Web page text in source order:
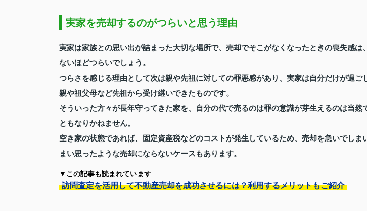
実家を売却するのがつらいと思う理由
実家は家族との思い出が詰まった大切な場所で、売却でそこがなくなったときの喪失感は
ないほどつらいでしょう。
つらさを感じる理由として次は親や先祖に対しての罪悪感があり、実家は自分だけが過ご
親や祖父母など先祖から受け継いできたものです。
そういった方々が長年守ってきた家を、自分の代で売るのは罪の意識が芽生えるのは当然
ともなりかねません。
空き家の状態であれば、固定資産税などのコストが発生しているため、売却を急いでしま
まい思ったような売却にならないケースもあります。
▼この記事も読まれています
訪問査定を活用して不動産売却を成功させるには？利用するメリットもご紹介